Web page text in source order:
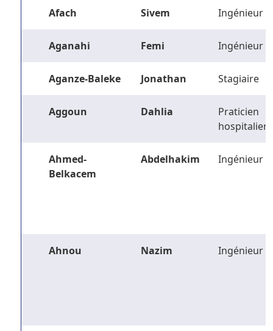
Afach Sivem Ingénieur
Aganahi Femi Ingénieur
Aganze-Baleke Jonathan Stagiaire
Aggoun Dahlia
Praticien
hospitalier
Ahmed-
Belkacem
Abdelhakim Ingénieur
Ahnou Nazim Ingénieur